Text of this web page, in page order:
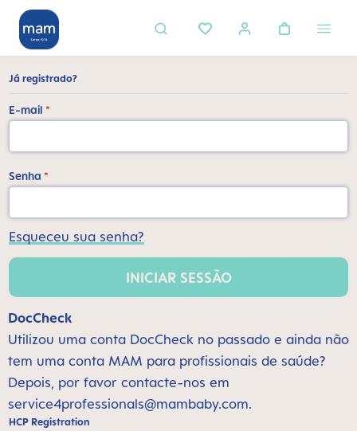
principal
Já registrado?
E-mail *
Senha *
Esqueceu sua senha?
INICIAR SESSÃO
DocCheck
Utilizou uma conta DocCheck no passado e ainda não
tem uma conta MAM para profissionais de saúde?
Depois, por favor contacte-nos em
service4professionals@mambaby.com.
HCP Registration